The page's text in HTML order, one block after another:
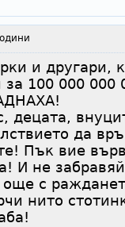
и другари,
за 100 000
децата,
да
Пък вие
И не
с
нито